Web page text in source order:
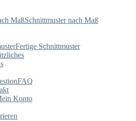
Schnittmuster nach Maß
Fertige Schnittmuster
FAQ
Konto